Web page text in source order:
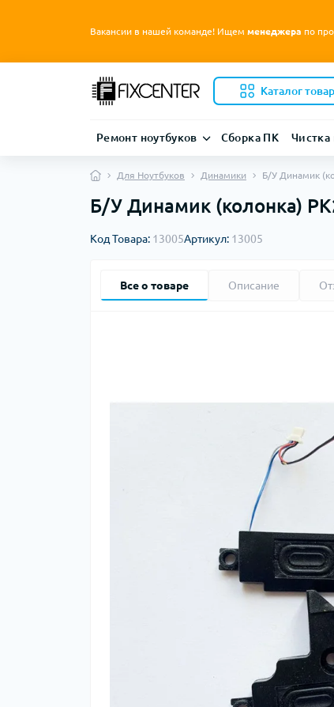
Вакансии в нашей команде! Ищем менеджера по
Каталог
Ремонт ноутбуков Сборка ПК Чистка
Для Ноутбуков Динамики Б/У Динамик
Б/У Динамик (колонка)
Код Товара: 13005Артикул: 13005
Все о товаре Описание